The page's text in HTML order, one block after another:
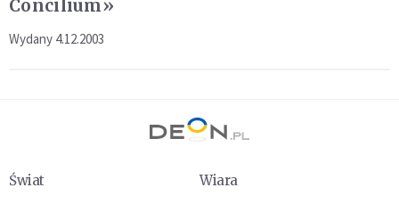
Concilium»
Wydany 4.12.2003
Świat
Wiara